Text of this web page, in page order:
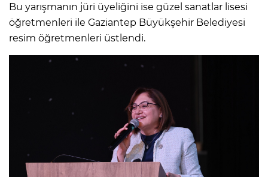
Bu yarışmanın jüri üyeliğini ise güzel sanatlar lisesi
öğretmenleri ile Gaziantep Büyükşehir Belediyesi
resim öğretmenleri üstlendi.